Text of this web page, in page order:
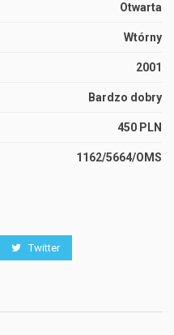
Otwarta
Wtórny
2001
Bardzo dobry
450 PLN
1162/5664/OMS
Twitter